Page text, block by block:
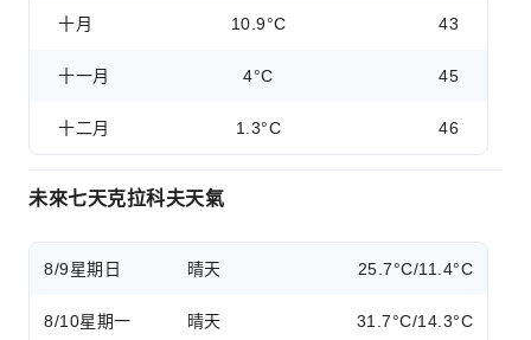
十月 10.9°C 43
十一月 4°C 45
十二月 1.3°C 46
未來七天克拉科夫天氣
8/9星期日 晴天 25.7°C/11.4°C
8/10星期一 晴天 31.7°C/14.3°C